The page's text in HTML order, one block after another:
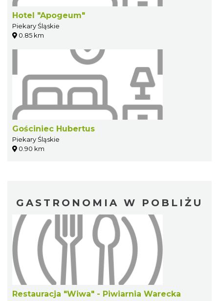
Hotel "Apogeum"
Piekary Śląskie
0.85 km
Gościniec Hubertus
Piekary Śląskie
0.90 km
GASTRONOMIA W POBLIŻU
Restauracja "Wiwa" - Piwiarnia Warecka